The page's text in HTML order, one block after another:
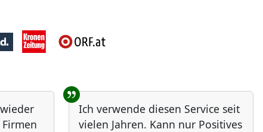
Ich verwende diesen Service seit
vielen Jahren. Kann nur Positives